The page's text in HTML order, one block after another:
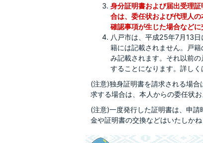
身分証明書および届出受理
合は、委任状および代理人
確認事項が生じた場合などに
八戸市は、平成25年7月13
籍には記載されません。戸
み記載されます。それ以前
することになります。詳しく
(注意)独身証明書を請求される場
求する場合は、本人からの委任状
(注意)一度発行した証明書は、申
金や証明書の交換などはいたしか